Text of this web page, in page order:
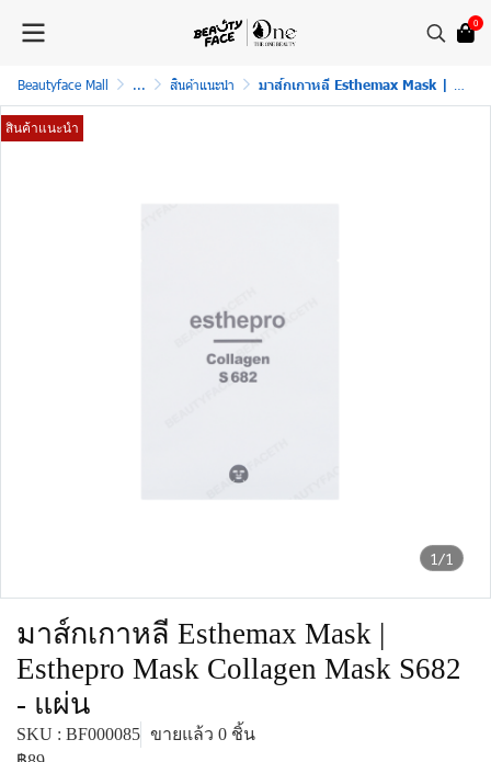
0
Beautyface Mall ... สินค้าแนะนำ มาส์กเกาหลี Esthemax Mask | Esthepro Mask Collagen Mask S682 - แผ่น
1/1
สินค้าแนะนำ
มาส์กเกาหลี Esthemax Mask |
Esthepro Mask Collagen Mask S682
- แผ่น
SKU : BF000085 ขายแล้ว 0 ชิ้น